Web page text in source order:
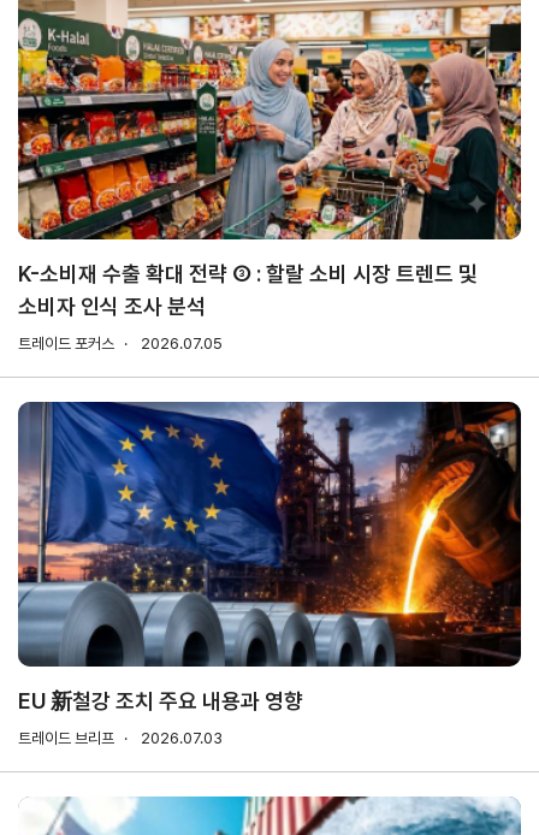
1:1상담
오픈상담
AI
상담
전문가
채용
회계
사례
무역실무
매뉴얼
질문
협회소개
홈 회장
인사말
역대회장
연혁
조직
소개
사업
추진
과제
경영
공시
의사결정기구
정관
출자법인
무역센터
현황
윤리
경영
무역센터
윤리헌장
협회윤리강령
안전
보건
경영
경영방침
채용
인재상
채용절차
직원채용FAQ
찾아
오시
는 길
K-소비재 수출 확대 전략 ③ : 할랄 소비 시장 트렌드 및
소비자 인식 조사 분석
트레이드 포커스 2026.07.05
EU 新철강 조치 주요 내용과 영향
트레이드 브리프 2026.07.03